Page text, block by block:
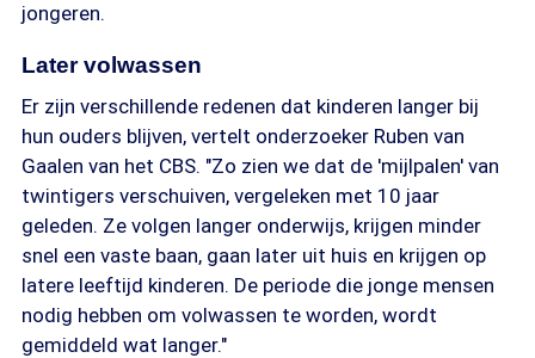
jongeren.
Later volwassen
Er zijn verschillende redenen dat kinderen langer bij
hun ouders blijven, vertelt onderzoeker Ruben van
Gaalen van het CBS. "Zo zien we dat de 'mijlpalen' van
twintigers verschuiven, vergeleken met 10 jaar
geleden. Ze volgen langer onderwijs, krijgen minder
snel een vaste baan, gaan later uit huis en krijgen op
latere leeftijd kinderen. De periode die jonge mensen
nodig hebben om volwassen te worden, wordt
gemiddeld wat langer."